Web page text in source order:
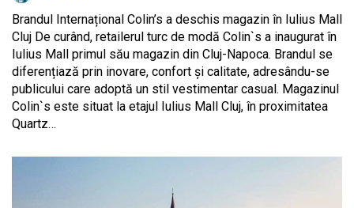
Brandul Internațional Colin’s a deschis magazin în Iulius Mall
Cluj De curând, retailerul turc de modă Colin`s a inaugurat în
Iulius Mall primul său magazin din Cluj-Napoca. Brandul se
diferențiază prin inovare, confort și calitate, adresându-se
publicului care adoptă un stil vestimentar casual. Magazinul
Colin`s este situat la etajul Iulius Mall Cluj, în proximitatea
Quartz…